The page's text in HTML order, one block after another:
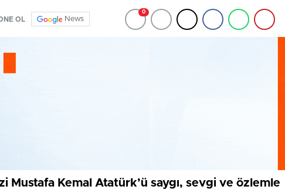
OL News
0
Mustafa Kemal Atatürk’ü saygı, sevgi ve özlemle